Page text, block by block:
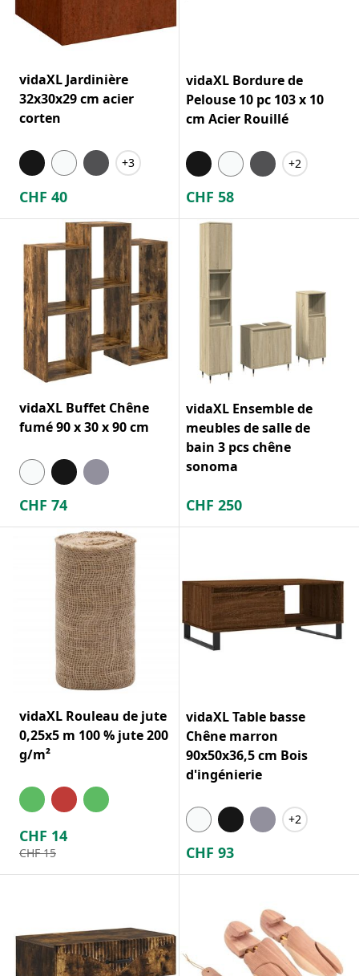
vidaXL Jardinière
32x30x29 cm acier
corten
+3
CHF 40
vidaXL Bordure de
Pelouse 10 pc 103 x 10
cm Acier Rouillé
+2
CHF 58
vidaXL Buffet Chêne
fumé 90 x 30 x 90 cm
CHF 74
vidaXL Ensemble de
meubles de salle de
bain 3 pcs chêne
sonoma
CHF 250
vidaXL Rouleau de jute
0,25x5 m 100 % jute 200
g/m²
CHF 14
CHF 15
vidaXL Table basse
Chêne marron
90x50x36,5 cm Bois
d'ingénierie
+2
CHF 93